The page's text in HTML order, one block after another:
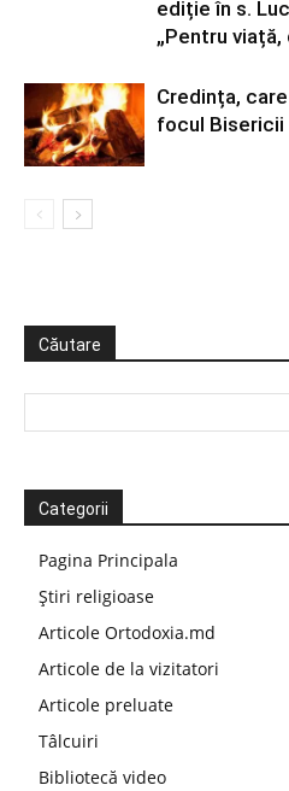
ediție în s.
„Pentru viață,
Credința,
focul Bisericii
Căutare
Categorii
Pagina Principala
Știri religioase
Articole Ortodoxia.md
Articole de la vizitatori
Articole preluate
Tâlcuiri
Bibliotecă video